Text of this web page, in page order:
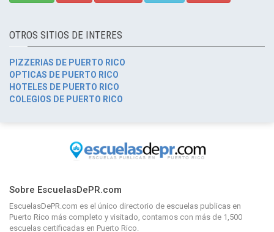
OTROS SITIOS DE INTERES
PIZZERIAS DE PUERTO RICO
OPTICAS DE PUERTO RICO
HOTELES DE PUERTO RICO
COLEGIOS DE PUERTO RICO
Sobre EscuelasDePR.com
EscuelasDePR.com es el único directorio de escuelas publicas en
Puerto Rico más completo y visitado, contamos con más de 1,500
escuelas certificadas en Puerto Rico.